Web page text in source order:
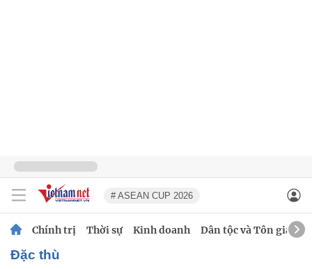
# ASEAN CUP 2026
Chính trị Thời sự Kinh doanh Dân tộc và Tôn giáo
đặc thù